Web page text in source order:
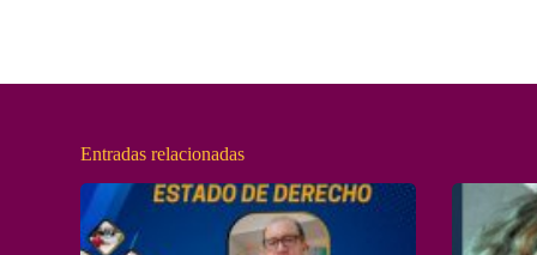
Entradas relacionadas